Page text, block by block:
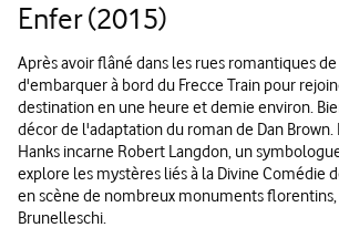
Enfer (2015)
Après avoir flâné dans les rues romantiques
d'embarquer à bord du Frecce Train pour
destination en une heure et demie environ.
décor de l'adaptation du roman de Dan Brown.
Hanks incarne Robert Langdon, un
explore les mystères liés à la Divine Comédie
en scène de nombreux monuments
Brunelleschi.